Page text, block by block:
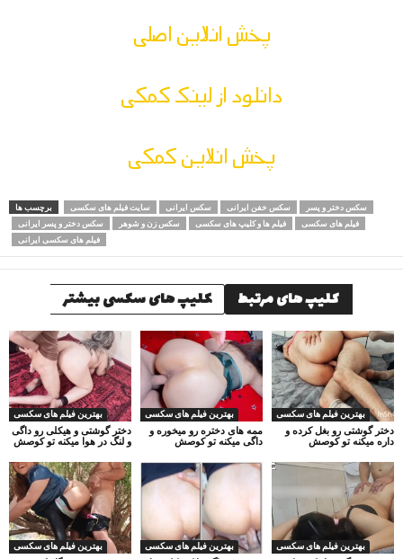
پخش انلاین اصلی
دانلود از لینک کمکی
پخش انلاین کمکی
برچسب ها سایت فیلم های سکسی سکس ایرانی سکس خفن ایرانی
سکس دختر و پسر
سکس دختر و پسر ایرانی
سکس زن و شوهر فیلم ها و کلیپ های سکسی
فیلم های سکسی
فیلم های سکسی ایرانی
کلیپ های مرتبط کلیپ های سکسی بیشتر
بهترین فیلم های سکسی
دختر گوشتی و هیکلی رو داگی
و لنگ در هوا میکنه تو کوصش
بهترین فیلم های سکسی
ممه های دختره رو میخوره و
داگی میکنه تو کوصش
بهترین فیلم های سکسی
دختر گوشتی رو بغل کرده و
داره میکنه تو کوصش
بهترین فیلم های سکسی بهترین فیلم های سکسی بهترین فیلم های سکسی